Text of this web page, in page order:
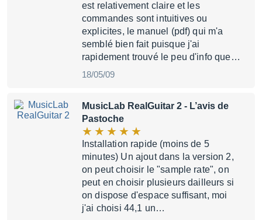
est relativement claire et les
commandes sont intuitives ou
explicites, le manuel (pdf) qui m'a
semblé bien fait puisque j'ai
rapidement trouvé le peu d'info que…
18/05/09
MusicLab RealGuitar 2 - L’avis de
Pastoche
Installation rapide (moins de 5
minutes) Un ajout dans la version 2,
on peut choisir le "sample rate", on
peut en choisir plusieurs dailleurs si
on dispose d'espace suffisant, moi
j'ai choisi 44,1 un…